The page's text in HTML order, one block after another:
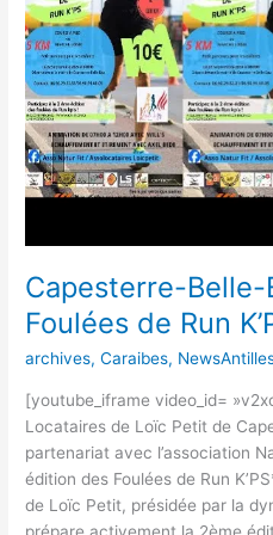
Capesterre-Belle-
Foulées de Run
archives,Caraibes,
[youtube_iframe video_id=
Locataires de Loïc Petit de
partenariat avec l’association
édition des Foulées de Run
de Loïc Petit, présidée par la
prépare activement la 2ème
des
Foulées
de
Run
K’PS.